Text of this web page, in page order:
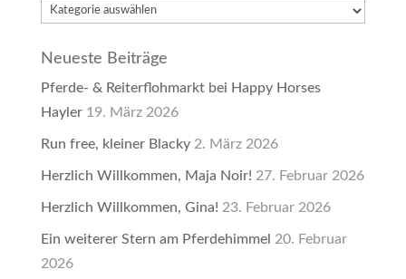
Kategorien
Neueste Beiträge
Pferde- & Reiterflohmarkt bei Happy Horses
Hayler 19. März 2026
Run free, kleiner Blacky 2. März 2026
Herzlich Willkommen, Maja Noir! 27. Februar 2026
Herzlich Willkommen, Gina! 23. Februar 2026
Ein weiterer Stern am Pferdehimmel 20. Februar
2026